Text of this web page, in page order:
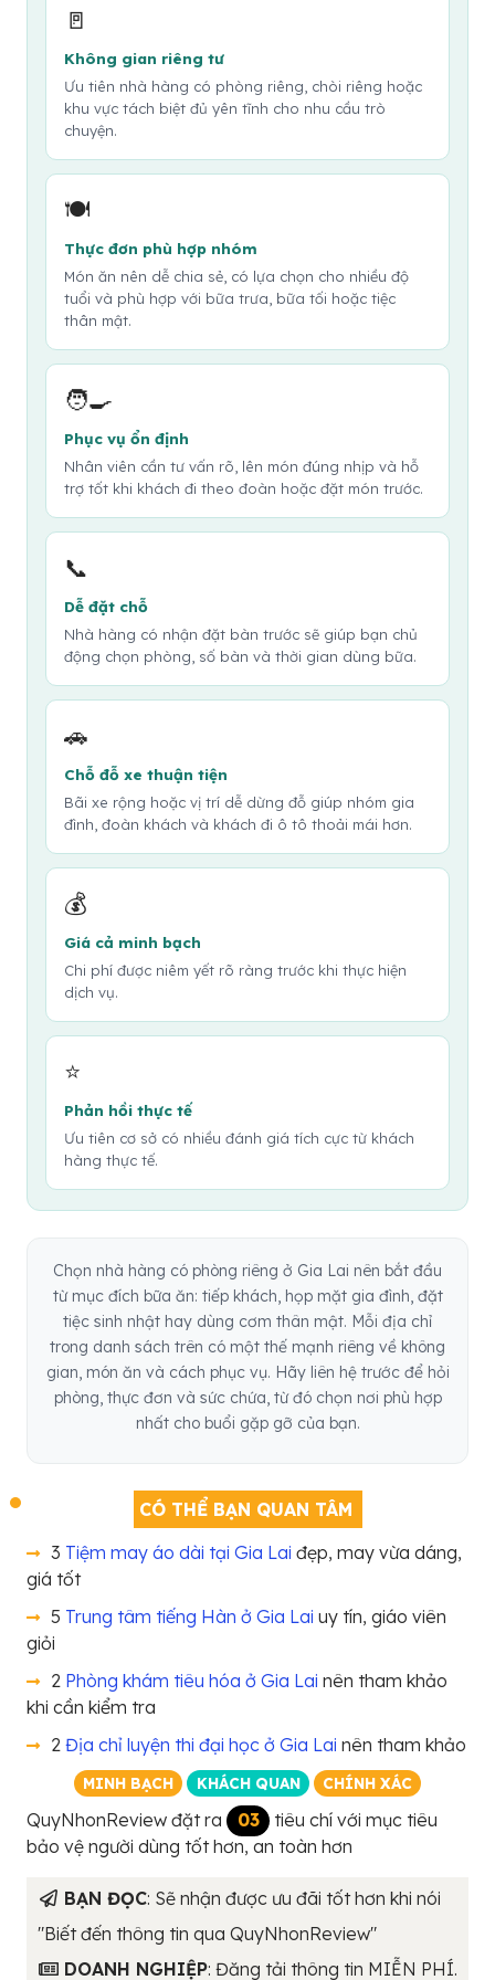
🚪
Không gian riêng tư
Ưu tiên nhà hàng có phòng riêng, chòi riêng hoặc
khu vực tách biệt đủ yên tĩnh cho nhu cầu trò
chuyện.
🍽️
Thực đơn phù hợp nhóm
Món ăn nên dễ chia sẻ, có lựa chọn cho nhiều độ
tuổi và phù hợp với bữa trưa, bữa tối hoặc tiệc
thân mật.
🧑‍🍳
Phục vụ ổn định
Nhân viên cần tư vấn rõ, lên món đúng nhịp và hỗ
trợ tốt khi khách đi theo đoàn hoặc đặt món trước.
📞
Dễ đặt chỗ
Nhà hàng có nhận đặt bàn trước sẽ giúp bạn chủ
động chọn phòng, số bàn và thời gian dùng bữa.
🚗
Chỗ đỗ xe thuận tiện
Bãi xe rộng hoặc vị trí dễ dừng đỗ giúp nhóm gia
đình, đoàn khách và khách đi ô tô thoải mái hơn.
💰
Giá cả minh bạch
Chi phí được niêm yết rõ ràng trước khi thực hiện
dịch vụ.
⭐
Phản hồi thực tế
Ưu tiên cơ sở có nhiều đánh giá tích cực từ khách
hàng thực tế.
Chọn nhà hàng có phòng riêng ở Gia Lai nên bắt đầu
từ mục đích bữa ăn: tiếp khách, họp mặt gia đình, đặt
tiệc sinh nhật hay dùng cơm thân mật. Mỗi địa chỉ
trong danh sách trên có một thế mạnh riêng về không
gian, món ăn và cách phục vụ. Hãy liên hệ trước để hỏi
phòng, thực đơn và sức chứa, từ đó chọn nơi phù hợp
nhất cho buổi gặp gỡ của bạn.
CÓ THỂ BẠN QUAN TÂM
3 Tiệm may áo dài tại Gia Lai đẹp, may vừa dáng,
giá tốt
5 Trung tâm tiếng Hàn ở Gia Lai uy tín, giáo viên
giỏi
2 Phòng khám tiêu hóa ở Gia Lai nên tham khảo
khi cần kiểm tra
2 Địa chỉ luyện thi đại học ở Gia Lai nên tham khảo
MINH BẠCH KHÁCH QUAN CHÍNH XÁC
QuyNhonReview đặt ra 03
tiêu chí với mục tiêu
bảo vệ người dùng tốt hơn, an toàn hơn
BẠN ĐỌC: Sẽ nhận được ưu đãi tốt hơn khi nói
"Biết đến thông tin qua QuyNhonReview"
DOANH NGHIỆP: Đăng tải thông tin MIỄN PHÍ.